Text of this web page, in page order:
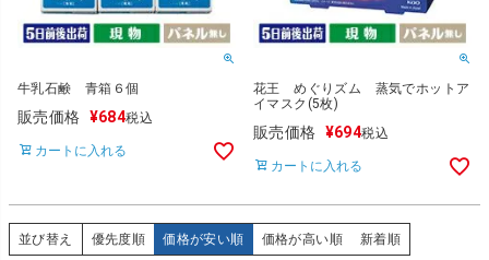
牛乳石鹸 青箱６個
販売価格 ¥684税込
カートに入れる
花王 めぐりズム 蒸気でホットア
イマスク(5枚)
販売価格 ¥694税込
カートに入れる
並び替え 優先度順 価格が安い順 価格が高い順 新着順